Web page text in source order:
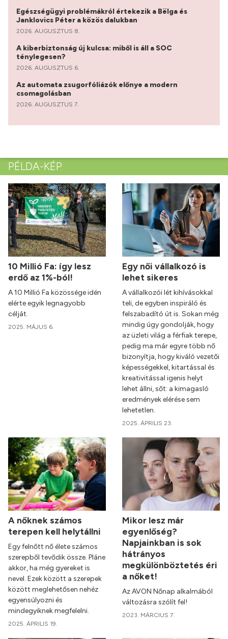
Egészségügyi problémákról értekezik a Bëlga és
Janklovics Péter a közös dalukban
2026. AUGUSZTUS 8.
A kiberbiztonság új kulcsa: miből is áll a SOC
ténylegesen?
2026. AUGUSZTUS 6.
Az automata zsugorfóliázók előnye a modern
csomagolásban
2026. AUGUSZTUS 7.
PÉLDA-KÉP
10 Millió Fa: így lesz
erdő az 1%-ból!
A 10 Millió Fa közössége idén
elérte egyik legnagyobb
célját.
2025. MÁJUS 6.
Egy női vállalkozó is
lehet sikeres
A vállalkozói lét kihívásokkal
teli, de egyben inspiráló és
felszabadító út is. Sokan még
mindig úgy gondolják, hogy
az üzleti világ a férfiak terepe,
pedig ma már egyre több nő
bizonyítja, hogy kiváló vezetői
képességekkel, kitartással és
kreativitással igenis helyt
lehet állni, sőt: a kimagasló
eredmények elérése sem
lehetetlen.
2025. ÁPRILIS 23.
A nőknek számos
terepen kell helytállni
Egy felnőtt nő élete számos
szerepből tevődik össze. Pláne
akkor, ha még gyereket is
nevel. Ezek között a szerepek
között meglehetősen nehéz
egyensúlyozni és
mindegyiknek megfelelni.
2025. ÁPRILIS 19.
Mikor lesz már
egyenlőség?
Napjainkban is sok
hátrányos
megkülönböztetés éri
a nőket!
Az AVON Nőnap alkalmából
változásra szólít fel!
2023. MÁRCIUS 7.